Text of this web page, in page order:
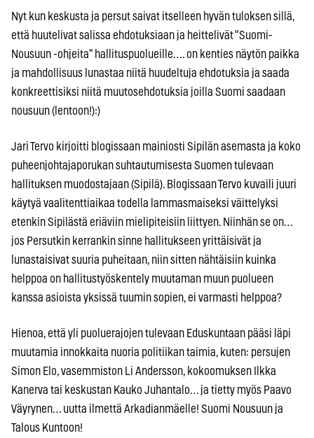
Nyt kun keskusta ja persut saivat itselleen hyvän tuloksen sillä,
että huutelivat salissa ehdotuksiaan ja heittelivät "Suomi-
Nousuun -ohjeita" hallituspuolueille…. on kenties näytön paikka
ja mahdollisuus lunastaa niitä huudeltuja ehdotuksia ja saada
konkreettisiksi niitä muutosehdotuksia joilla Suomi saadaan
nousuun (lentoon!):)
Jari Tervo kirjoitti blogissaan mainiosti Sipilän asemasta ja koko
puheenjohtajaporukan suhtautumisesta Suomen tulevaan
hallituksen muodostajaan (Sipilä). Blogissaan Tervo kuvaili juuri
käytyä vaalitenttiaikaa todella lammasmaiseksi väittelyksi
etenkin Sipilästä eriäviin mielipiteisiin liittyen. Niinhän se on…
jos Persutkin kerrankin sinne hallitukseen yrittäisivät ja
lunastaisivat suuria puheitaan, niin sitten nähtäisiin kuinka
helppoa on hallitustyöskentely muutaman muun puolueen
kanssa asioista yksissä tuumin sopien, ei varmasti helppoa?
Hienoa, että yli puoluerajojen tulevaan Eduskuntaan pääsi läpi
muutamia innokkaita nuoria politiikan taimia, kuten: persujen
Simon Elo, vasemmiston Li Andersson, kokoomuksen Ilkka
Kanerva tai keskustan Kauko Juhantalo… ja tietty myös Paavo
Väyrynen… uutta ilmettä Arkadianmäelle! Suomi Nousuun ja
Talous Kuntoon!